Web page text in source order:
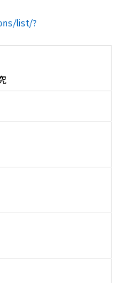
list/?